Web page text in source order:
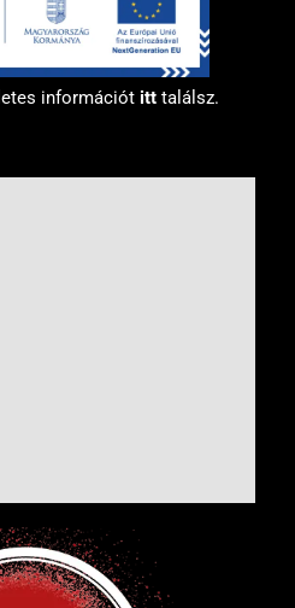
információt itt találsz.